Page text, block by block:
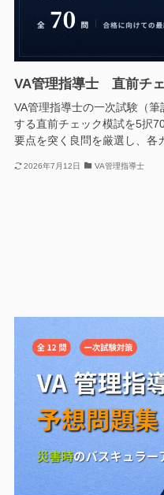
VA管理指導士 直前チ
VA管理指導士の一次試験（
する直前チェック模試を5択
要点を突く良問を厳選し、各
2026年7月12日 VA管理指導士